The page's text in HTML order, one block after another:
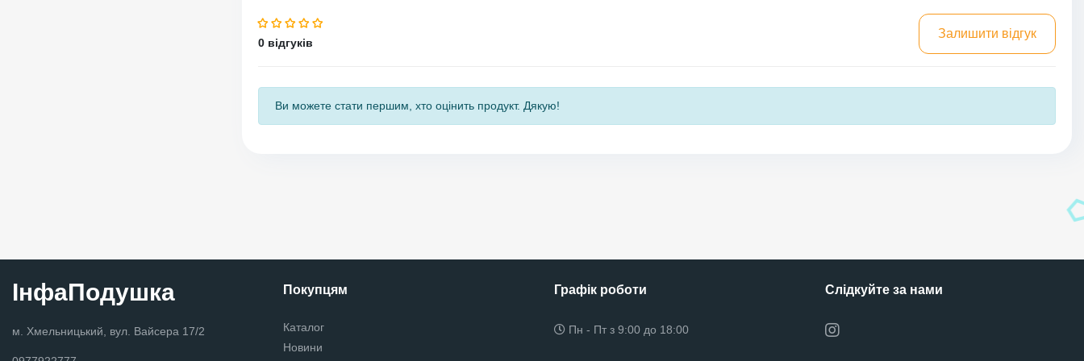
0 відгуків
Залишити відгук
Ви можете стати першим, хто оцінить продукт. Дякую!
ІнфаПодушка
м. Хмельницький, вул. Вайсера 17/2
Покупцям
Каталог
Новини
Графік роботи
Пн - Пт з 9:00 до 18:00
Слідкуйте за нами